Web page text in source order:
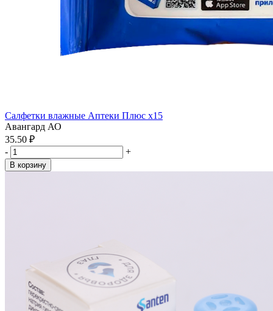
Салфетки влажные Аптеки Плюс x15
Авангард АО
35.50 ₽
-
+
В корзину